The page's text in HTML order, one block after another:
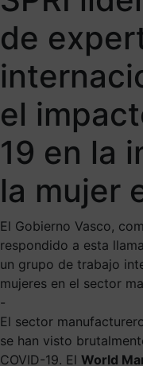
de
el
19 en la
la mujer
El Gobierno Vasco,
respondido a esta
un grupo de trabajo
mujeres en el sector
-
El sector
se han visto
COVID-19. El World